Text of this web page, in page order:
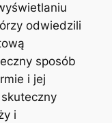
odwiedzili
sposób
i jej
i